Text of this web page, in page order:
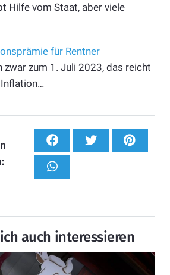
Hilfe vom Staat, aber viele
für Rentner
zwar zum 1. Juli 2023, das reicht
auch interessieren